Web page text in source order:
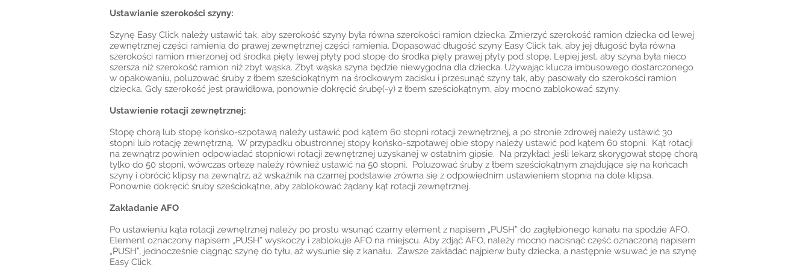
Ustawianie szerokości szyny:
Szynę Easy Click należy ustawić tak, aby szerokość szyny była równa szerokości ramion dziecka. Zmierzyć szerokość ramion dziecka od lewej
zewnętrznej części ramienia do prawej zewnętrznej części ramienia. Dopasować długość szyny Easy Click tak, aby jej długość była równa
szerokości ramion mierzonej od środka pięty lewej płyty pod stopę do środka pięty prawej płyty pod stopę. Lepiej jest, aby szyna była nieco
szersza niż szerokość ramion niż zbyt wąska. Zbyt wąska szyna będzie niewygodna dla dziecka. Używając klucza imbusowego dostarczonego
w opakowaniu, poluzować śruby z łbem sześciokątnym na środkowym zacisku i przesunąć szyny tak, aby pasowały do szerokości ramion
dziecka. Gdy szerokość jest prawidłowa, ponownie dokręcić śrubę(-y) z łbem sześciokątnym, aby mocno zablokować szyny.
Ustawienie rotacji zewnętrznej:
Stopę chorą lub stopę końsko-szpotawą należy ustawić pod kątem 60 stopni rotacji zewnętrznej, a po stronie zdrowej należy ustawić 30
stopni lub rotację zewnętrzną. W przypadku obustronnej stopy końsko-szpotawej obie stopy należy ustawić pod kątem 60 stopni. Kąt rotacji
na zewnątrz powinien odpowiadać stopniowi rotacji zewnętrznej uzyskanej w ostatnim gipsie. Na przykład: jeśli lekarz skorygował stopę chorą
tylko do 50 stopni, wówczas ortezę należy również ustawić na 50 stopni. Poluzować śruby z łbem sześciokątnym znajdujące się na końcach
szyny i obrócić klipsy na zewnątrz, aż wskaźnik na czarnej podstawie zrówna się z odpowiednim ustawieniem stopnia na dole klipsa.
Ponownie dokręcić śruby sześciokątne, aby zablokować żądany kąt rotacji zewnętrznej.
Zakładanie AFO
Po ustawieniu kąta rotacji zewnętrznej należy po prostu wsunąć czarny element z napisem „PUSH” do zagłębionego kanału na spodzie AFO.
Element oznaczony napisem „PUSH” wyskoczy i zablokuje AFO na miejscu. Aby zdjąć AFO, należy mocno nacisnąć część oznaczoną napisem
„PUSH”, jednocześnie ciągnąc szynę do tyłu, aż wysunie się z kanału. Zawsze zakładać najpierw buty dziecka, a następnie wsuwać je na szynę
Easy Click.